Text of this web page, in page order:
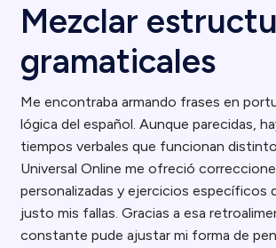
Mezclar
gramaticales
Me encontraba armando frases en
lógica del español. Aunque parecidas,
tiempos verbales que funcionan
Universal Online me ofreció
personalizadas y ejercicios específicos
justo mis fallas. Gracias a esa
constante pude ajustar mi forma de